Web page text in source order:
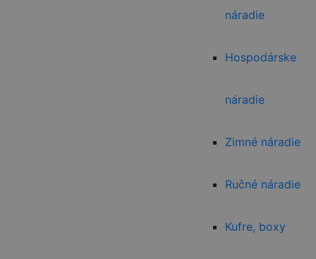
náradie
Hospodárske
náradie
Zimné náradie
Ručné náradie
Kufre, boxy